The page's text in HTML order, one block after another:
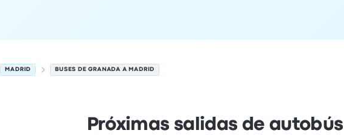
MADRID BUSES DE GRANADA A MADRID
Próximas salidas de autobús